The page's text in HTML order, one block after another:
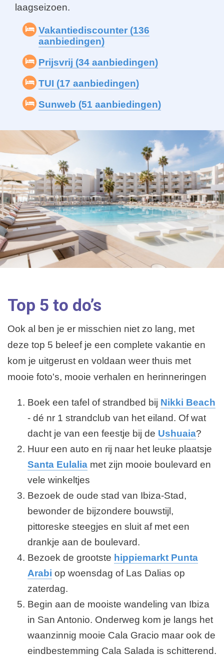
laagseizoen.
Vakantiediscounter (136
aanbiedingen)
Prijsvrij (34 aanbiedingen)
TUI (17 aanbiedingen)
Sunweb (51 aanbiedingen)
Top 5 to do’s
Ook al ben je er misschien niet zo lang, met
deze top 5 beleef je een complete vakantie en
kom je uitgerust en voldaan weer thuis met
mooie foto's, mooie verhalen en herinneringen
Boek een tafel of strandbed bij Nikki Beach
- dé nr 1 strandclub van het eiland. Of wat
dacht je van een feestje bij de Ushuaia?
Huur een auto en rij naar het leuke plaatsje
Santa Eulalia met zijn mooie boulevard en
vele winkeltjes
Bezoek de oude stad van Ibiza-Stad,
bewonder de bijzondere bouwstijl,
pittoreske steegjes en sluit af met een
drankje aan de boulevard.
Bezoek de grootste hippiemarkt Punta
Arabi op woensdag of Las Dalias op
zaterdag.
Begin aan de mooiste wandeling van Ibiza
in San Antonio. Onderweg kom je langs het
waanzinnig mooie Cala Gracio maar ook de
eindbestemming Cala Salada is schitterend.